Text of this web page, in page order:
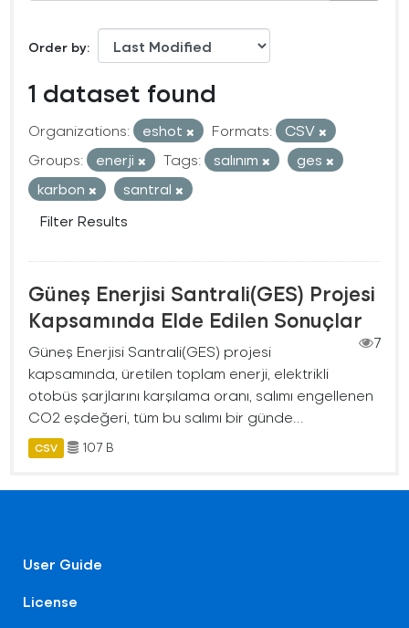
Order by
1 dataset found
Organizations: eshot Formats:
CSV
Groups:
enerji Tags: salınım
ges
karbon
santral
Filter Results
Güneş Enerjisi Santrali(GES) Projesi
Kapsamında Elde Edilen Sonuçlar
7
Güneş Enerjisi Santrali(GES) projesi
kapsamında, üretilen toplam enerji, elektrikli
otobüs şarjlarını karşılama oranı, salımı engellenen
CO2 eşdeğeri, tüm bu salımı bir günde...
CSV 107 B
User Guide
License